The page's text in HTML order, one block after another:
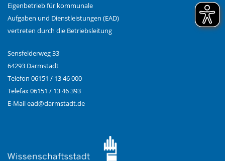
Eigenbetrieb für kommunale
Aufgaben und Dienstleistungen (EAD)
vertreten durch die Betriebsleitung
Sensfelderweg 33
64293 Darmstadt
Telefon 06151 / 13 46 000
Telefax 06151 / 13 46 393
E-Mailead@darmstadt.de